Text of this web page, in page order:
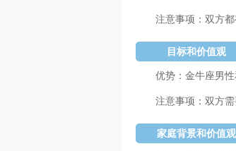
注意事项：双方
目标和价值观
优势：金牛座男
注意事项：双方
家庭背景和价值观